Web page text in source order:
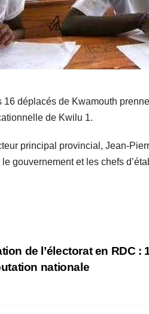
16 déplacés de Kwamouth
de Kwilu 1.
principal provincial, Jean-
gouvernement et les chefs
de l’électorat en RDC :
nationale